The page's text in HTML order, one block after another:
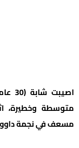
اصيبت
متوسطة وخطيرة،
مسعف في نجمة